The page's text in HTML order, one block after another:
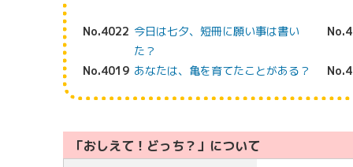
No.4022 今日は七夕、短冊に願い事は書い
た？
No.4019 あなたは、亀を育てたことがある？
「おしえて！どっち？」について